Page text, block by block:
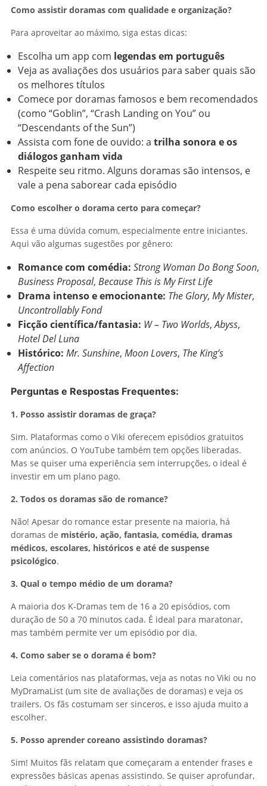
Como assistir doramas com qualidade e organização?
Para aproveitar ao máximo, siga estas dicas:
Escolha um app com legendas em português
Veja as avaliações dos usuários para saber quais são
os melhores títulos
Comece por doramas famosos e bem recomendados
(como “Goblin”, “Crash Landing on You” ou
“Descendants of the Sun”)
Assista com fone de ouvido: a trilha sonora e os
diálogos ganham vida
Respeite seu ritmo. Alguns doramas são intensos, e
vale a pena saborear cada episódio
Como escolher o dorama certo para começar?
Essa é uma dúvida comum, especialmente entre iniciantes.
Aqui vão algumas sugestões por gênero:
Romance com comédia: Strong Woman Do Bong Soon,
Business Proposal, Because This is My First Life
Drama intenso e emocionante: The Glory, My Mister,
Uncontrollably Fond
Ficção científica/fantasia: W – Two Worlds,Abyss,
Hotel Del Luna
Histórico: Mr. Sunshine, Moon Lovers, The King’s
Affection
Perguntas e Respostas Frequentes:
1. Posso assistir doramas de graça?
Sim. Plataformas como o Viki oferecem episódios gratuitos
com anúncios. O YouTube também tem opções liberadas.
Mas se quiser uma experiência sem interrupções, o ideal é
investir em um plano pago.
2. Todos os doramas são de romance?
Não! Apesar do romance estar presente na maioria, há
doramas de mistério, ação, fantasia, comédia, dramas
médicos, escolares, históricos e até de suspense
psicológico.
3. Qual o tempo médio de um dorama?
A maioria dos K-Dramas tem de 16 a 20 episódios, com
duração de 50 a 70 minutos cada. É ideal para maratonar,
mas também permite ver um episódio por dia.
4. Como saber se o dorama é bom?
Leia comentários nas plataformas, veja as notas no Viki ou no
MyDramaList (um site de avaliações de doramas) e veja os
trailers. Os fãs costumam ser sinceros, e isso ajuda muito a
escolher.
5. Posso aprender coreano assistindo doramas?
Sim! Muitos fãs relatam que começaram a entender frases e
expressões básicas apenas assistindo. Se quiser aprofundar,